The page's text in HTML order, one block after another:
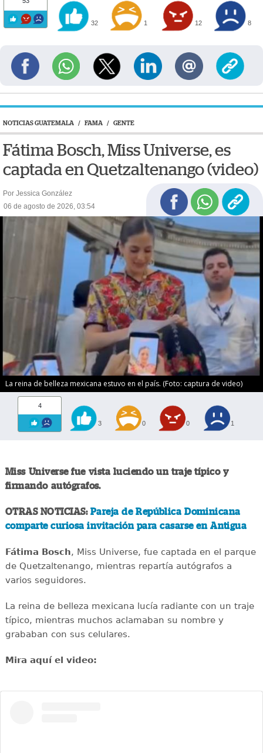
32 1 12 8
NOTICIAS GUATEMALA / FAMA / GENTE
Fátima Bosch, Miss Universe, es
captada en Quetzaltenango (video)
Por Jessica González
06 de agosto de 2026, 03:54
La reina de belleza mexicana estuvo en el país. (Foto: captura de video)
4
3 0 0 1
Miss Universe fue vista luciendo un traje típico y
firmando autógrafos.
OTRAS NOTICIAS: Pareja de República Dominicana
comparte curiosa invitación para casarse en Antigua
Fátima Bosch, Miss Universe, fue captada en el parque
de Quetzaltenango, mientras repartía autógrafos a
varios seguidores.
La reina de belleza mexicana lucía radiante con un traje
típico, mientras muchos aclamaban su nombre y
grababan con sus celulares.
Mira aquí el video: